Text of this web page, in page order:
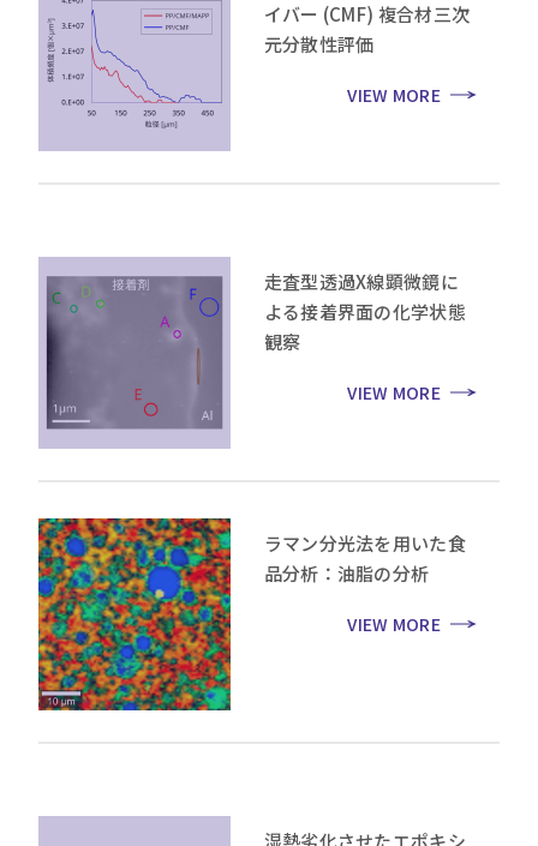
イバー (CMF) 複合材三次
元分散性評価
VIEW MORE
走査型透過X線顕微鏡に
よる接着界面の化学状態
観察
VIEW MORE
ラマン分光法を用いた食
品分析：油脂の分析
VIEW MORE
湿熱劣化させたエポキシ